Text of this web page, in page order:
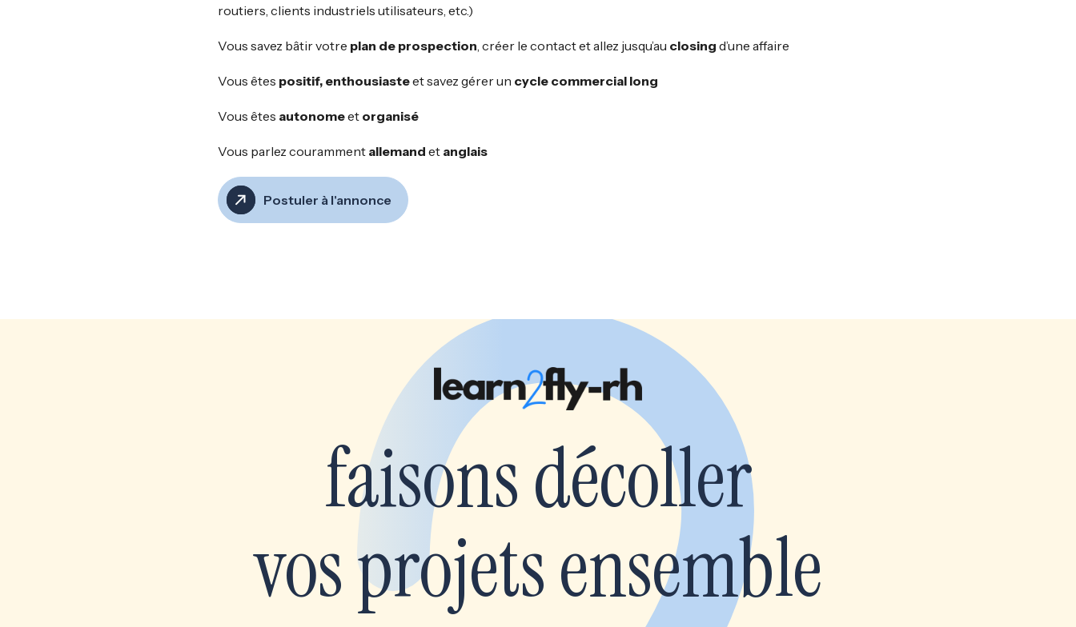
routiers, clients industriels utilisateurs, etc.)
Vous savez bâtir votre plan de prospection, créer le contact et allez jusqu’au closing d’une affaire
Vous êtes positif, enthousiasteet savez gérer un cycle commercial long
Vous êtes autonomeet organisé
Vous parlez couramment allemand et anglais
Postuler à l'annonce
faisons décoller
vos projets ensemble